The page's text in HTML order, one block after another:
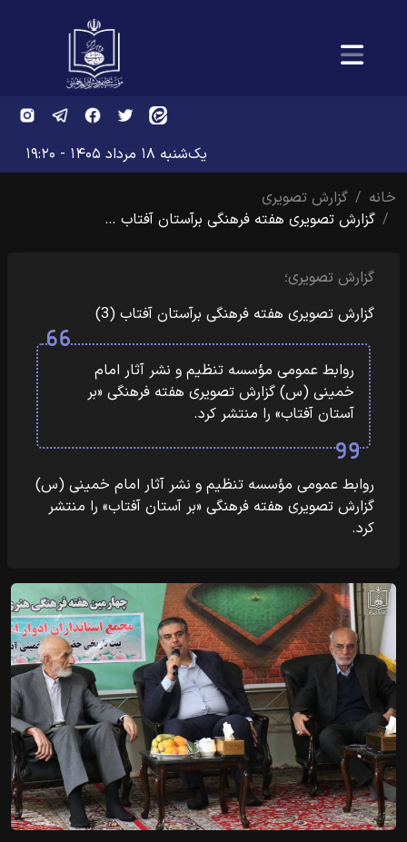
یک‌شنبه ۱۸ مرداد ۱۴۰۵ - ۱۹:۲۰
خانه
گزارش تصویری
گزارش تصویری هفته فرهنگی برآستان آفتاب …
گزارش تصویری؛
گزارش تصویری هفته فرهنگی برآستان آفتاب (3)
روابط عمومی مؤسسه تنظیم و نشر آثار امام
خمینی (س) گزارش تصویری هفته فرهنگی «بر
آستان آفتاب» را منتشر کرد.
روابط عمومی مؤسسه تنظیم و نشر آثار امام خمینی (س)
گزارش تصویری هفته فرهنگی «بر آستان آفتاب» را منتشر
کرد.